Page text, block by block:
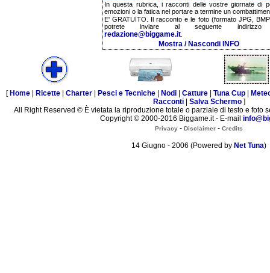
In questa rubrica, i racconti delle vostre giornate di
emozioni o la fatica nel portare a termine un
E' GRATUITO. Il racconto e le foto (formato JPG,
potrete inviare al seguente indirizzo
redazione@biggame.it
Mostra / Nascondi INFO
[ Home Ricette Charter Pesci e Tecniche Nodi Catture Tuna Cup
Racconti| Salva Schermo]
All Right Reserved © È vietata la riproduzione totale o parziale di testo e foto
Copyright © 2000-2016 Biggame.it - E-mail
Privacy - Disclaimer - Credits
14 Giugno - 2006 (Powered by Net Tuna)